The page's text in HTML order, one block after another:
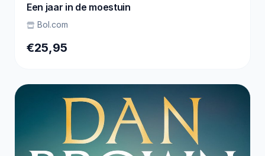
Een jaar in de moestuin
Bol.com
€25,95